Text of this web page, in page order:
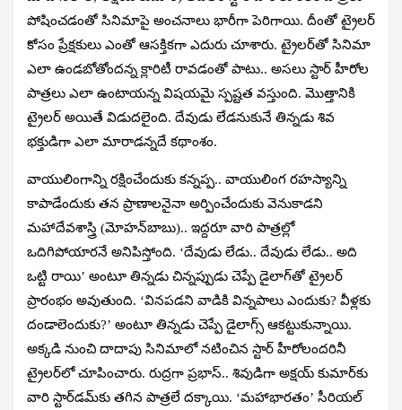
పోషించడంతో సినిమాపై అంచనాలు భారీగా పెరిగాయి. దీంతో ట్రైలర్
కోసం ప్రేక్షకులు ఎంతో ఆసక్తికగా ఎదురు చూశారు. ట్రైలర్‌తో సినిమా
ఎలా ఉండబోతోందన్న క్లారిటీ రావడంతో పాటు.. అసలు స్టార్ హీరోల
పాత్రలు ఎలా ఉంటాయన్న విషయమై స్పష్టత వస్తుంది. మొత్తానికి
ట్రైలర్ అయితే విడుదలైంది. దేవుడు లేడనుకునే తిన్నడు శివ
భక్తుడిగా ఎలా మారాడన్నదే కథాంశం.
వాయులింగాన్ని రక్షించేందుకు కన్నప్ప.. వాయులింగ రహస్యాన్ని
కాపాడేందుకు తన ప్రాణాలనైనా అర్పించేందుకు వెనుకాడని
మహాదేవశాస్త్రి (మోహన్‌బాబు).. ఇద్దరూ వారి పాత్రల్లో
ఒదిగిపోయారనే అనిపిస్తోంది. ‘దేవుడు లేడు.. దేవుడు లేడు.. అది
ఒట్టి రాయి’ అంటూ తిన్నడు చిన్నప్పుడు చెప్పే డైలాగ్‌తో ట్రైలర్
ప్రారంభం అవుతుంది. ‘వినపడని వాడికి విన్నపాలు ఎందుకు? వీళ్లకు
దండాలెందుకు?’ అంటూ తిన్నడు చెప్పే డైలాగ్స్ ఆకట్టుకున్నాయి.
అక్కడి నుంచి దాదాపు సినిమాలో నటించిన స్టార్ హీరోలందరినీ
ట్రైలర్‌లో చూపించారు. రుద్రగా ప్రభాస్.. శివుడిగా అక్షయ్ కుమార్‌కు
వారి స్టార్‌డమ్‌కు తగిన పాత్రలే దక్కాయి. ‘మహాభారతం’ సీరియల్‌